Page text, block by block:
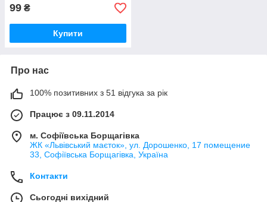
99 ₴
Купити
Про нас
100% позитивних з 51 відгука за рік
Працює з 09.11.2014
м. Софіївська Борщагівка
ЖК «Львівський маєток», ул. Дорошенко, 17 помещение
33, Софіївська Борщагівка, Україна
Контакти
Сьогодні вихідний